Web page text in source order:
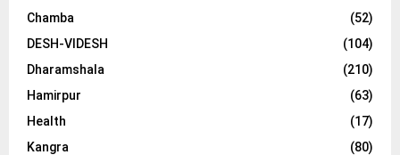
Chamba
(52)
DESH-VIDESH
(104)
Dharamshala
(210)
Hamirpur
(63)
Health
(17)
Kangra
(80)